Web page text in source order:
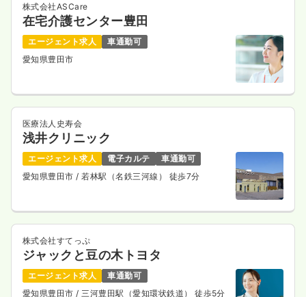
株式会社ASCare
在宅介護センター豊田
エージェント求人
車通勤可
愛知県豊田市
医療法人史寿会
浅井クリニック
エージェント求人 電子カルテ
車通勤可
愛知県豊田市/ 若林駅（名鉄三河線） 徒歩7分
株式会社すてっぷ
ジャックと豆の木トヨタ
エージェント求人
車通勤可
愛知県豊田市/ 三河豊田駅（愛知環状鉄道） 徒歩5分